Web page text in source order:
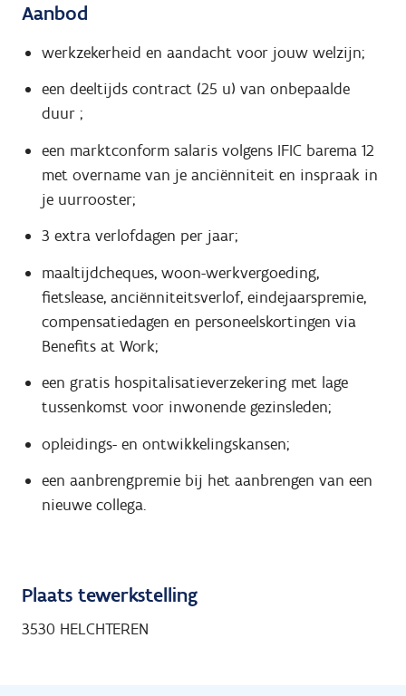
Aanbod
werkzekerheid en aandacht voor jouw welzijn;
een deeltijds contract (25 u) van onbepaalde
duur ;
een marktconform salaris volgens IFIC barema 12
met overname van je anciënniteit en inspraak in
je uurrooster;
3 extra verlofdagen per jaar;
maaltijdcheques, woon-werkvergoeding,
fietslease, anciënniteitsverlof, eindejaarspremie,
compensatiedagen en personeelskortingen via
Benefits at Work;
een gratis hospitalisatieverzekering met lage
tussenkomst voor inwonende gezinsleden;
opleidings- en ontwikkelingskansen;
een aanbrengpremie bij het aanbrengen van een
nieuwe collega.
Plaats tewerkstelling
3530 HELCHTEREN